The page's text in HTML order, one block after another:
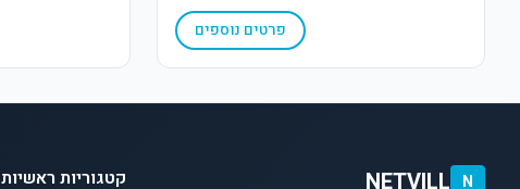
פרטים נוספים
N
NETVILL קטגוריות ראשיות